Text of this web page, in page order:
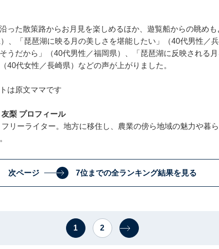
った散策路からお月見を楽しめるほか、遊覧船からの眺めも
）、「琵琶湖に映る月の美しさを堪能したい」（40代男性／
うだから」（40代男性／福岡県）、「琵琶湖に反映される
40代女性／長崎県）などの声が上がりました。
は原文ママです
梨 プロフィール
リーライター。地方に移住し、農業の傍ら地域の魅力や暮
次ページ 7位までの全ランキング結果を見る
1 2